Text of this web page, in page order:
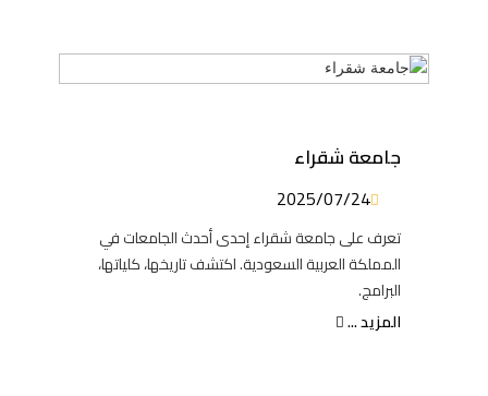
جامعة شقراء
2025/07/24
تعرف على جامعة شقراء إحدى أحدث الجامعات في
المملكة العربية السعودية. اكتشف تاريخها، كلياتها،
البرامج.
المزيد ...